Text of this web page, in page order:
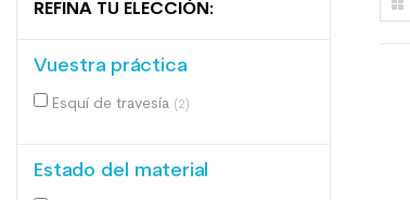
REFINA TU ELECCIÓN:
Vuestra práctica
Esquí de travesía (2)
Estado del material